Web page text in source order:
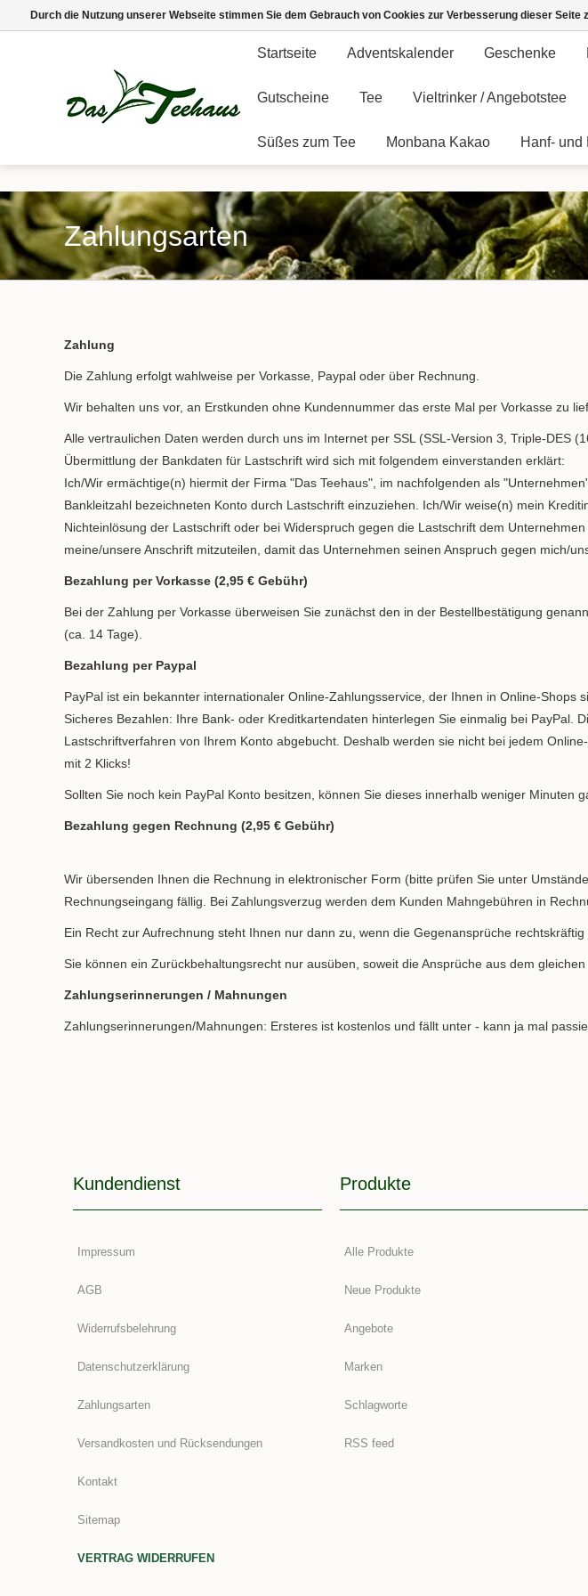
Startseite Adventskalender Geschenke
Gutscheine Tee Vieltrinker / Angebotstee
Süßes zum Tee Monbana Kakao Hanf- und
Zahlungsarten
Zahlung
Die Zahlung erfolgt wahlweise per Vorkasse, Paypal oder über Rechnung.
Wir behalten uns vor, an Erstkunden ohne Kundennummer das erste Mal per Vorkasse zu
Alle vertraulichen Daten werden durch uns im Internet per SSL (SSL-Version 3, Triple-
Übermittlung der Bankdaten für Lastschrift wird sich mit folgendem einverstanden erklärt:
Ich/Wir ermächtige(n) hiermit der Firma "Das Teehaus", im nachfolgenden als
Bankleitzahl bezeichneten Konto durch Lastschrift einzuziehen. Ich/Wir weise(n) mein
Nichteinlösung der Lastschrift oder bei Widerspruch gegen die Lastschrift dem
meine/unsere Anschrift mitzuteilen, damit das Unternehmen seinen Anspruch gegen mich/
Bezahlung per Vorkasse (2,95 € Gebühr)
Bei der Zahlung per Vorkasse überweisen Sie zunächst den in der Bestellbestätigung
(ca. 14 Tage).
Bezahlung per Paypal
PayPal ist ein bekannter internationaler Online-Zahlungsservice, der Ihnen in Online-Shops
Sicheres Bezahlen: Ihre Bank- oder Kreditkartendaten hinterlegen Sie einmalig bei
Lastschriftverfahren von Ihrem Konto abgebucht. Deshalb werden sie nicht bei jedem
mit 2 Klicks!
Sollten Sie noch kein PayPal Konto besitzen, können Sie dieses innerhalb weniger Minuten
Bezahlung gegen Rechnung (2,95 € Gebühr)
Wir übersenden Ihnen die Rechnung in elektronischer Form (bitte prüfen Sie unter
Rechnungseingang fällig. Bei Zahlungsverzug werden dem Kunden Mahngebühren in
Ein Recht zur Aufrechnung steht Ihnen nur dann zu, wenn die Gegenansprüche
Sie können ein Zurückbehaltungsrecht nur ausüben, soweit die Ansprüche aus dem gleichen
Zahlungserinnerungen / Mahnungen
Zahlungserinnerungen/Mahnungen: Ersteres ist kostenlos und fällt unter - kann ja mal
Kundendienst
Impressum
AGB
Widerrufsbelehrung
Datenschutzerklärung
Zahlungsarten
Versandkosten und Rücksendungen
Kontakt
Sitemap
VERTRAG WIDERRUFEN
Produkte
Alle Produkte
Neue Produkte
Angebote
Marken
Schlagworte
RSS feed
Durch die Nutzung unserer Webseite stimmen Sie dem Gebrauch von Cookies zur Verbesserung dieser Seite